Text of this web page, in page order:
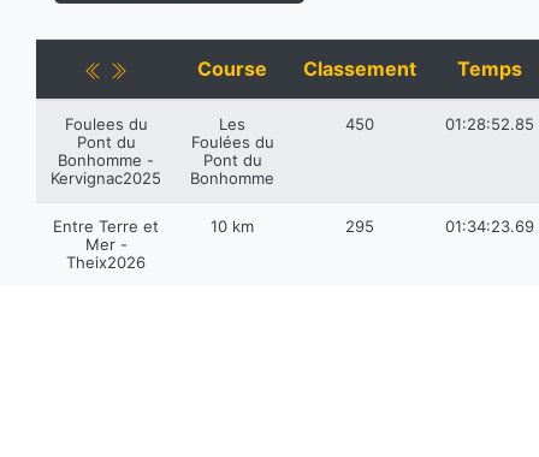
Course Classement Temps
Foulees du
Pont du
Bonhomme -
Kervignac2025
Les
Foulées du
Pont du
Bonhomme
450 01:28:52.85
Entre Terre et
Mer -
Theix2026
10 km 295 01:34:23.69